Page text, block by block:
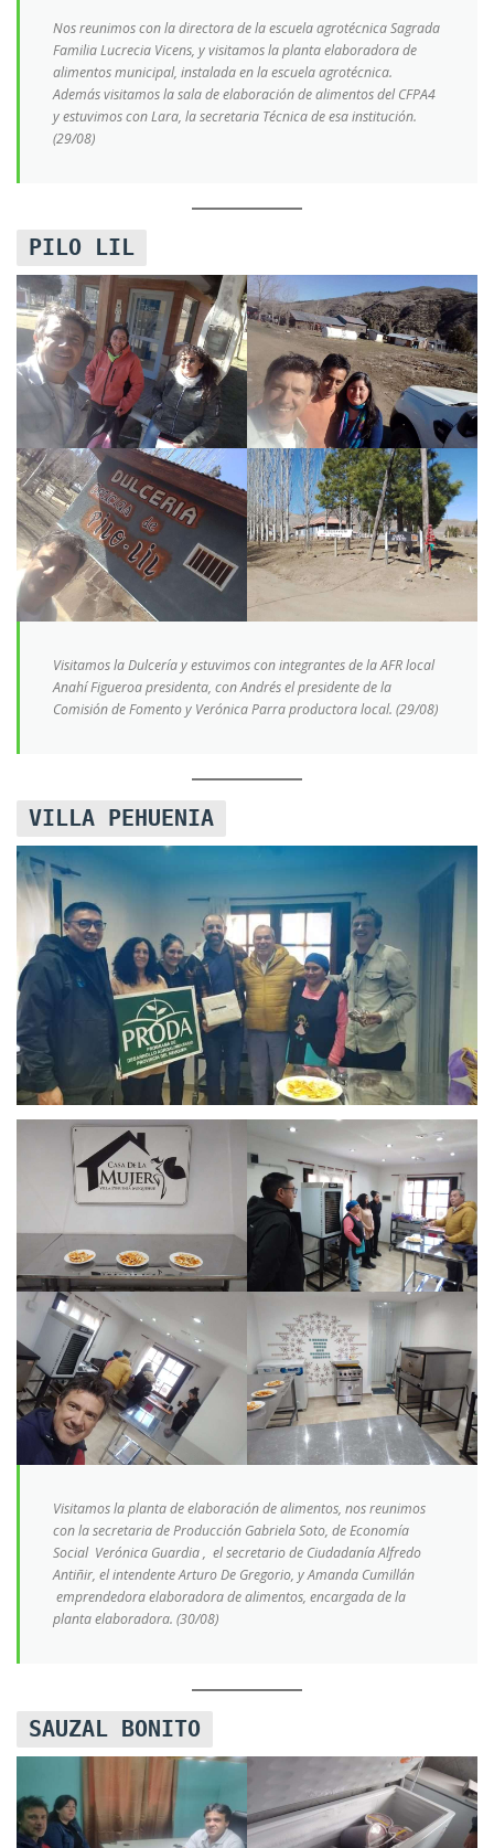
Nos reunimos con la directora de la escuela agrotécnica Sagrada
Familia Lucrecia Vicens, y visitamos la planta elaboradora de
alimentos municipal, instalada en la escuela agrotécnica.
Además visitamos la sala de elaboración de alimentos del CFPA4
y estuvimos con Lara, la secretaria Técnica de esa institución.
(29/08)
PILO LIL
Visitamos la Dulcería y estuvimos con integrantes de la AFR local
Anahí Figueroa presidenta, con Andrés el presidente de la
Comisión de Fomento y Verónica Parra productora local. (29/08)
VILLA PEHUENIA
Visitamos la planta de elaboración de alimentos, nos reunimos
con la secretaria de Producción Gabriela Soto, de Economía
Social Verónica Guardia , el secretario de Ciudadanía Alfredo
Antiñir, el intendente Arturo De Gregorio, y Amanda Cumillán
emprendedora elaboradora de alimentos, encargada de la
planta elaboradora. (30/08)
SAUZAL BONITO